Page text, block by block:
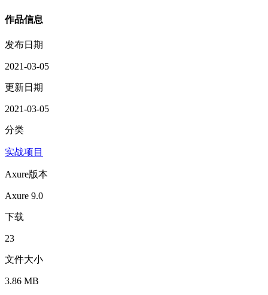
作品信息
发布日期
2021-03-05
更新日期
2021-03-05
分类
实战项目
Axure版本
Axure 9.0
下载
23
文件大小
3.86 MB